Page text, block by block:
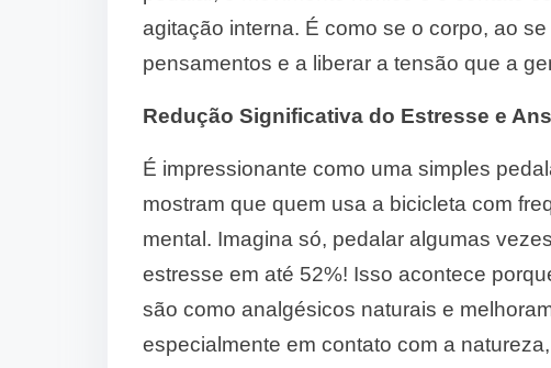
agitação interna. É como se o corpo, ao
pensamentos e a liberar a tensão que a
Redução Significativa do Estresse e
É impressionante como uma simples
mostram que quem usa a bicicleta com
mental. Imagina só, pedalar algumas
estresse em até 52%! Isso acontece
são como analgésicos naturais e
especialmente em contato com a